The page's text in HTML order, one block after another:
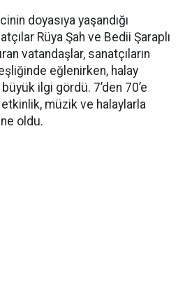
doyasıya yaşandığı
Rüya Şah ve Bedii Şaraplı
vatandaşlar, sanatçıların
eğlenirken, halay
ilgi gördü. 7’den 70’e
etkinlik, müzik ve halaylarla
oldu.